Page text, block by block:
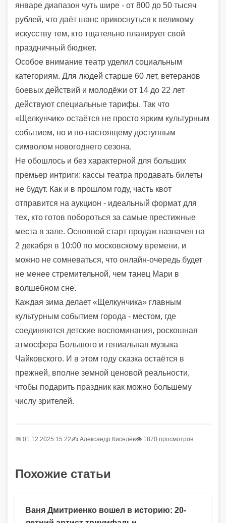
январе диапазон чуть шире - от 800 до 50 тысяч
рублей, что даёт шанс прикоснуться к великому
искусству тем, кто тщательно планирует свой
праздничный бюджет.
Особое внимание театр уделил социальным
категориям. Для людей старше 60 лет, ветеранов
боевых действий и молодёжи от 14 до 22 лет
действуют специальные тарифы. Так что
«Щелкунчик» остаётся не просто ярким культурным
событием, но и по-настоящему доступным
символом новогоднего сезона.
Не обошлось и без характерной для больших
премьер интриги: кассы театра продавать билеты
не будут. Как и в прошлом году, часть квот
отправится на аукцион - идеальный формат для
тех, кто готов побороться за самые престижные
места в зале. Основной старт продаж назначен на
2 декабря в 10:00 по московскому времени, и
можно не сомневаться, что онлайн-очередь будет
не менее стремительной, чем танец Мари в
волшебном сне.
Каждая зима делает «Щелкунчика» главным
культурным событием города - местом, где
соединяются детские воспоминания, роскошная
атмосфера Большого и гениальная музыка
Чайковского. И в этом году сказка остаётся в
прежней, вполне земной ценовой реальности,
чтобы подарить праздник как можно большему
числу зрителей.
📅 01.12.2025 15:22✍️ Александр Киселёв👁 1870 просмотров
Похожие статьи
Ваня Дмитриенко вошел в историю: 20-